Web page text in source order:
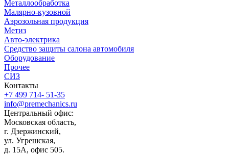
Металлообработка
Малярно-кузовной
Аэрозольная продукция
Метиз
Авто-электрика
Средство защиты салона автомобиля
Оборудование
Прочее
СИЗ
Контакты
+7 499 714- 51-35
info@premechanics.ru
Центральный офис:
Московская область,
г. Дзержинский,
ул. Угрешская,
д. 15А, офис 505.